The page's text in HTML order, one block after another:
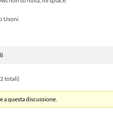
Usoni
totali)
a questa discussione.